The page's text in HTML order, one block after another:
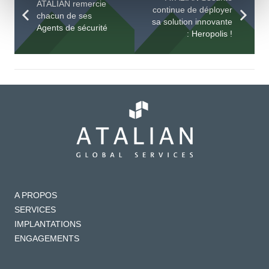
ATALIAN remercie
chacun de ses
Agents de sécurité
continue de déployer
sa solution innovante
: Heropolis !
A PROPOS
SERVICES
IMPLANTATIONS
ENGAGEMENTS